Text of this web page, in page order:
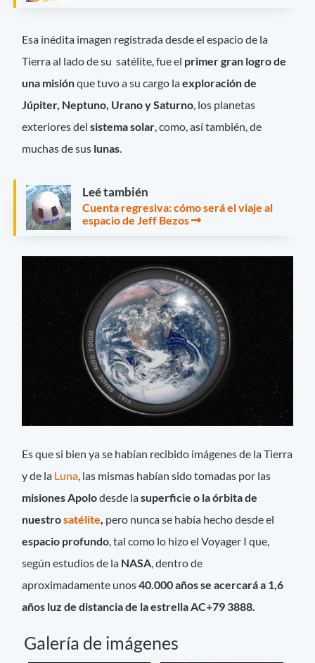
Esa inédita imagen registrada desde el espacio de la
Tierra al lado de su satélite, fue el primer gran logro de
una misiónque tuvo a su cargo laexploración de
Júpiter, Neptuno, Urano y Saturno , los planetas
exteriores delsistema solar , como, así también, de
muchas de sus lunas
Leé también
Cuenta regresiva: cómo será el viaje al
espacio de Jeff Bezos
Es que si bien ya se habían recibido imágenes de la Tierra
y de la Luna, las mismas habían sido tomadas por las
misiones Apolodesde lasuperficie o la órbita de
nuestrosatélite, pero nunca se había hecho desde el
espacio profundo, tal como lo hizo el Voyager I que,
según estudios de la NASA, dentro de
aproximadamente unos40.000 años se acercará a 1,6
años luz de distancia de la estrella AC+79 3888.
Galería de imágenes